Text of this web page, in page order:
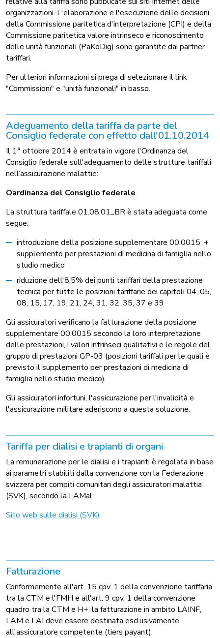
organizzazioni. L'elaborazione e l'esecuzione delle decisioni
della Commissione paritetica d'interpretazione (CPI) e della
Commissione paritetica valore intrinseco e riconoscimento
delle unità funzionali (PaKoDig) sono garantite dai partner
tariffari.
Per ulteriori informazioni si prega di selezionare il link
"Commissioni" e "unità funzionali" in basso.
Adeguamento della tariffa da parte del
Consiglio federale con effetto dall'01.10.2014
Il 1° ottobre 2014 è entrata in vigore l'Ordinanza del
Consiglio federale sull'adeguamento delle strutture tariffali
nell’assicurazione malattie:
Oardinanza del Consiglio federale
La struttura tariffale 01.08.01_BR è stata adeguata come
segue:
introduzione della posizione supplementare 00.0015: +
supplemento per prestazioni di medicina di famiglia nello
studio medico
riduzione dell'8,5% dei punti tariffari della prestazione
tecnica per tutte le posizioni tariffarie dei capitoli 04, 05,
08, 15, 17, 19, 21, 24, 31, 32, 35, 37 e 39
Gli assicuratori verificano la fatturazione della posizione
supplementare 00.0015 secondo la loro interpretazione
delle prestazioni, i valori intrinseci qualitativi e le regole del
gruppo di prestazioni GP-03 (posizioni tariffali per le quali è
previsto il supplemento per prestazioni di medicina di
famiglia nello studio medico).
Gli assicuratori infortuni, l'assicurazione per l'invalidità e
l'assicurazione militare aderiscono a questa soluzione.
Tariffa per dialisi e trapianti di organi
La remunerazione per le dialisi e i trapianti è regolata in base
ai parametri stabiliti dalla convenzione con la Federazione
svizzera per compiti comunitari degli assicuratori malattia
(SVK), secondo la LAMal.
Sito web sulle dialisi (SVK)
Fatturazione
Conformemente all'art. 15 cpv. 1 della convenzione tariffaria
tra la CTM e l'FMH e all'art. 9 cpv. 1 della convenzione
quadro tra la CTM e H+, la fatturazione in ambito LAINF,
LAM e LAI deve essere destinata esclusivamente
all'assicuratore competente (tiers payant).